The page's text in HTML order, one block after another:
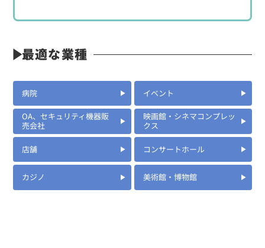
最適な業種
病院 イベント
OA、セキュリティ機器販
売会社
映画館・シネマコンプレッ
クス
店舗 コンサートホール
カジノ 美術館・博物館